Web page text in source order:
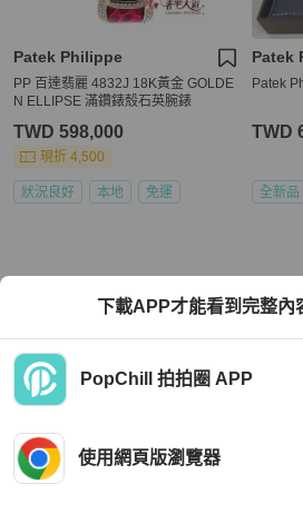
Patek Philippe
PP 百達翡麗 4832J 18K黃金 GOLDE
N ELLIPSE 滿鑽錶殼石英腕錶
TWD 598,000
現折 4,500
狀況良好 本地 免運
Patek
Patek
TWD
全新品
下載APP才能看到完整內
PopChill 拍拍圈 APP
使用網頁版瀏覽器